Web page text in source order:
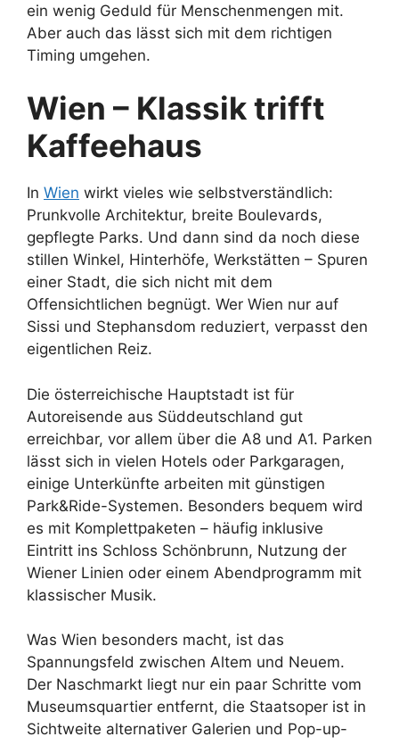
ein wenig Geduld für Menschenmengen mit.
Aber auch das lässt sich mit dem richtigen
Timing umgehen.
Wien – Klassik trifft
Kaffeehaus
In Wien wirkt vieles wie selbstverständlich:
Prunkvolle Architektur, breite Boulevards,
gepflegte Parks. Und dann sind da noch diese
stillen Winkel, Hinterhöfe, Werkstätten – Spuren
einer Stadt, die sich nicht mit dem
Offensichtlichen begnügt. Wer Wien nur auf
Sissi und Stephansdom reduziert, verpasst den
eigentlichen Reiz.
Die österreichische Hauptstadt ist für
Autoreisende aus Süddeutschland gut
erreichbar, vor allem über die A8 und A1. Parken
lässt sich in vielen Hotels oder Parkgaragen,
einige Unterkünfte arbeiten mit günstigen
Park&Ride-Systemen. Besonders bequem wird
es mit Komplettpaketen – häufig inklusive
Eintritt ins Schloss Schönbrunn, Nutzung der
Wiener Linien oder einem Abendprogramm mit
klassischer Musik.
Was Wien besonders macht, ist das
Spannungsfeld zwischen Altem und Neuem.
Der Naschmarkt liegt nur ein paar Schritte vom
Museumsquartier entfernt, die Staatsoper ist in
Sichtweite alternativer Galerien und Pop-up-